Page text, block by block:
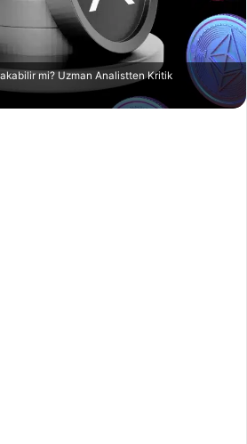
mi? Uzman Analistten Kritik